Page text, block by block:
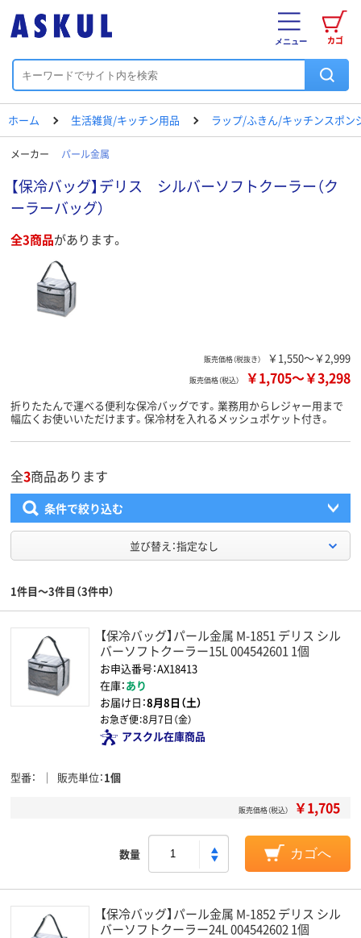
カゴ
メニュー
ホーム 生活雑貨/キッチン用品 ラップ/ふきん/キッチンスポン
メーカー パール金属
【保冷バッグ】デリス シルバーソフトクーラー（ク
ーラーバッグ）
全3商品があります。
販売価格（税抜き） ￥1,550～￥2,999
販売価格（税込） ￥1,705～￥3,298
折りたたんで運べる便利な保冷バッグです。業務用からレジャー用まで
幅広くお使いいただけます。保冷材を入れるメッシュポケット付き。
全3商品あります
条件で絞り込む
並び替え：指定なし
1件目～3件目（3件中）
【保冷バッグ】パール金属 M-1851 デリス シル
バーソフトクーラー15L 004542601 1個
お申込番号：AX18413
在庫：あり
お届け日：8月8日（土）
お急ぎ便：8月7日（金）
アスクル在庫商品
型番 販売単位 1個
販売価格（税込） ￥1,705
数量 カゴへ
【保冷バッグ】パール金属 M-1852 デリス シル
バーソフトクーラー24L 004542602 1個